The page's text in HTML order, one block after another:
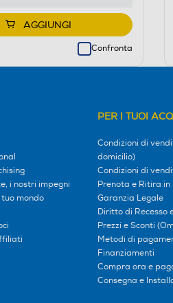
AGGIUNGI
Confronta
i nostri impegni
mondo
PER I TUOI
Condizioni di
domicilio)
Condizioni di
Prenota e Ritira in
Garanzia Legale
Diritto di Recesso
Prezzi e Sconti
Metodi di
Finanziamenti
Compra ora e
Consegna e